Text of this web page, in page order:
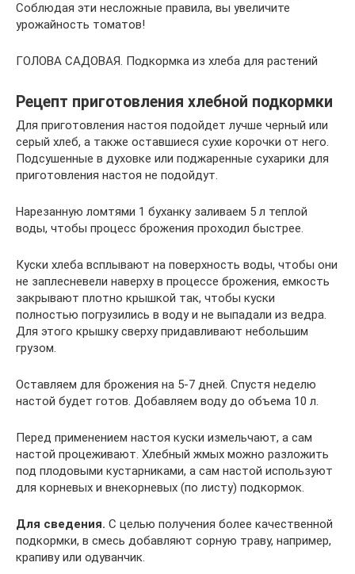
Соблюдая эти несложные правила, вы увеличите
урожайность томатов!
ГОЛОВА САДОВАЯ. Подкормка из хлеба для растений
Рецепт приготовления хлебной подкормки
Для приготовления настоя подойдет лучше черный или
серый хлеб, а также оставшиеся сухие корочки от него.
Подсушенные в духовке или поджаренные сухарики для
приготовления настоя не подойдут.
Нарезанную ломтями 1 буханку заливаем 5 л теплой
воды, чтобы процесс брожения проходил быстрее.
Куски хлеба всплывают на поверхность воды, чтобы они
не заплесневели наверху в процессе брожения, емкость
закрывают плотно крышкой так, чтобы куски
полностью погрузились в воду и не выпадали из ведра.
Для этого крышку сверху придавливают небольшим
грузом.
Оставляем для брожения на 5-7 дней. Спустя неделю
настой будет готов. Добавляем воду до объема 10 л.
Перед применением настоя куски измельчают, а сам
настой процеживают. Хлебный жмых можно разложить
под плодовыми кустарниками, а сам настой используют
для корневых и внекорневых (по листу) подкормок.
Для сведения. С целью получения более качественной
подкормки, в смесь добавляют сорную траву, например,
крапиву или одуванчик.